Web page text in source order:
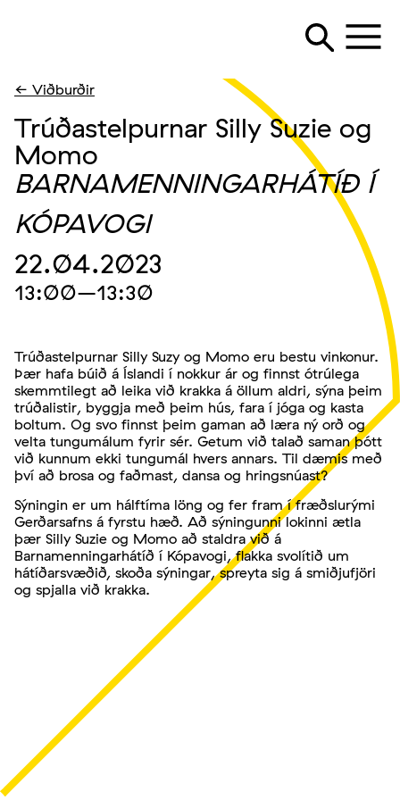
← Viðburðir
Trúðastelpurnar Silly Suzie og
Momo
BARNAMENNINGARHÁTÍÐ Í
KÓPAVOGI
22.04.2023
13:00–13:30
Trúðastelpurnar Silly Suzy og Momo eru bestu vinkonur.
Þær hafa búið á Íslandi í nokkur ár og finnst ótrúlega
skemmtilegt að leika við krakka á öllum aldri, sýna þeim
trúðalistir, byggja með þeim hús, fara í jóga og kasta
boltum. Og svo finnst þeim gaman að læra ný orð og
velta tungumálum fyrir sér. Getum við talað saman þótt
við kunnum ekki tungumál hvers annars. Til dæmis með
því að brosa og faðmast, dansa og hringsnúast?
Sýningin er um hálftíma löng og fer fram í fræðslurými
Gerðarsafns á fyrstu hæð. Að sýningunni lokinni ætla
þær Silly Suzie og Momo að staldra við á
Barnamenningarhátíð í Kópavogi, flakka svolítið um
hátíðarsvæðið, skoða sýningar, spreyta sig á smiðjufjöri
og spjalla við krakka.